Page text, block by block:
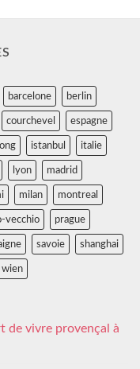
barcelone berlin
courchevel espagne
istanbul italie
lyon madrid
milan montreal
vecchio prague
savoie shanghai
wien
de vivre provençal à